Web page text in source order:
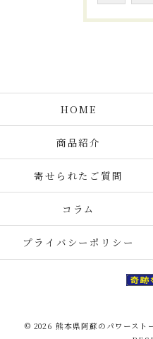
HOME
商品紹介
寄せられたご質問
コラム
プライバシーポリシー
© 2026 熊本県阿蘇のパワース